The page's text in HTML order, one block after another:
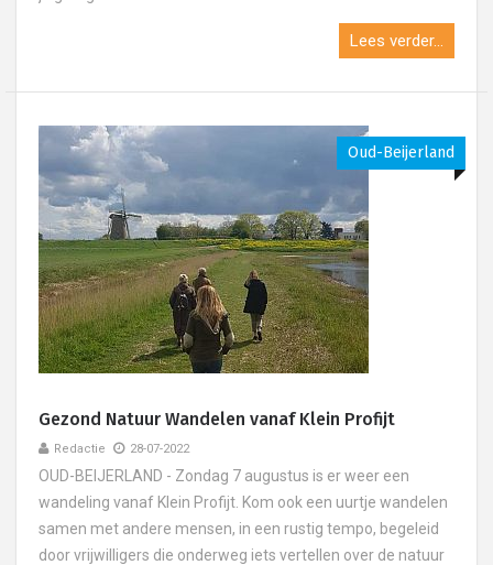
Lees verder...
Oud-Beijerland
Gezond Natuur Wandelen vanaf Klein Profijt
Redactie 28-07-2022
OUD-BEIJERLAND - Zondag 7 augustus is er weer een
wandeling vanaf Klein Profijt. Kom ook een uurtje wandelen
samen met andere mensen, in een rustig tempo, begeleid
door vrijwilligers die onderweg iets vertellen over de natuur